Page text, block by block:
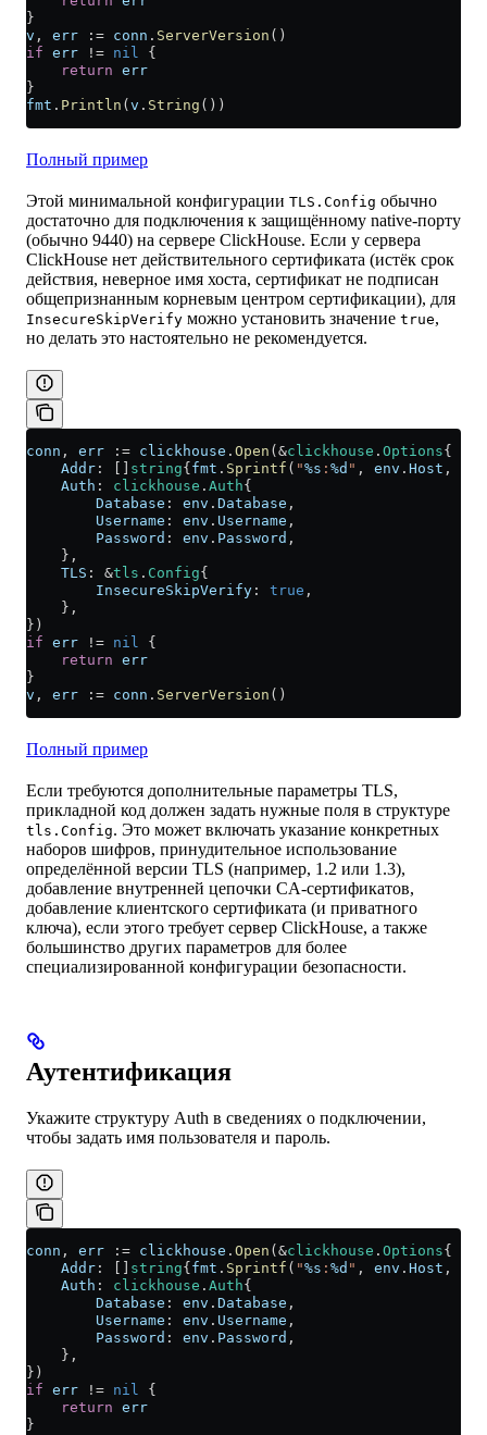
}
v , err := conn . ServerVersion ()
if err != nil {
    return
err
}
fmt . Println ( v . String ())
Полный пример
Этой минимальной конфигурации TLS.Config обычно
достаточно для подключения к защищённому native-порту
(обычно 9440) на сервере ClickHouse. Если у сервера
ClickHouse нет действительного сертификата (истёк срок
действия, неверное имя хоста, сертификат не подписан
общепризнанным корневым центром сертификации), для
InsecureSkipVerify можно установить значение true,
но делать это настоятельно не рекомендуется.
conn , err := clickhouse . Open ( &clickhouse . Options{
    Addr
: [] string{ fmt . Sprintf ( "%s : %d " , env . Host ,
    Auth
: clickhouse . Auth{
        Database
: env . Database ,
        Username
: env . Username ,
        Password
: env . Password ,
    },
    TLS
: &tls . Config{
        InsecureSkipVerify
: true ,
    },
})
if err != nil {
    return
err
}
v , err := conn . ServerVersion ()
Полный пример
Если требуются дополнительные параметры TLS,
прикладной код должен задать нужные поля в структуре
tls.Config. Это может включать указание конкретных
наборов шифров, принудительное использование
определённой версии TLS (например, 1.2 или 1.3),
добавление внутренней цепочки CA‑сертификатов,
добавление клиентского сертификата (и приватного
ключа), если этого требует сервер ClickHouse, а также
большинство других параметров для более
специализированной конфигурации безопасности.
Аутентификация
Укажите структуру Auth в сведениях о подключении,
чтобы задать имя пользователя и пароль.
conn , err := clickhouse . Open ( &clickhouse . Options{
    Addr
: [] string{ fmt . Sprintf ( "%s : %d " , env . Host ,
    Auth
: clickhouse . Auth{
        Database
: env . Database ,
        Username
: env . Username ,
        Password
: env . Password ,
    },
})
if err != nil {
    return
err
}